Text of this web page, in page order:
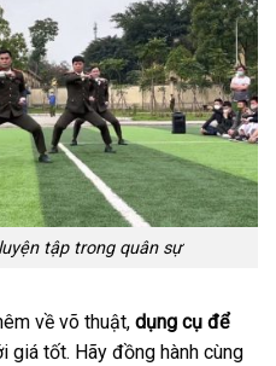
tập trong quân sự
về võ thuật, dụng cụ để
giá tốt. Hãy đồng hành cùng